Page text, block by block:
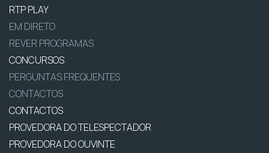
RTP PLAY
EM DIRETO
REVER PROGRAMAS
CONCURSOS
PERGUNTAS FREQUENTES
CONTACTOS
CONTACTOS
PROVEDORA DO TELESPECTADOR
PROVEDORA DO OUVINTE